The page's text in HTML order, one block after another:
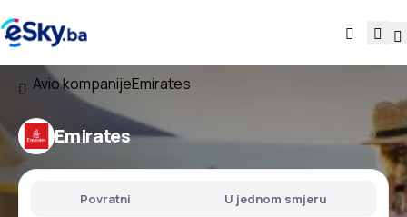
Avio kompanijeEmirates
Emirates
Povratni U jednom smjeru